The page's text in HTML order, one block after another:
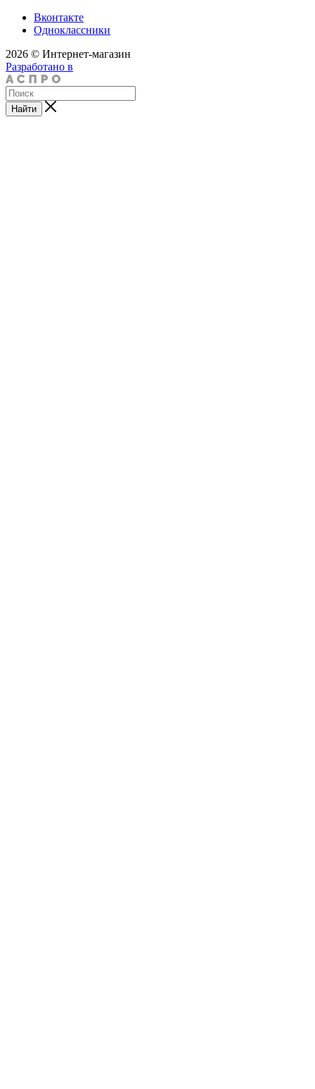
Вконтакте
Одноклассники
2026 © Интернет-магазин
Разработано в
Найти